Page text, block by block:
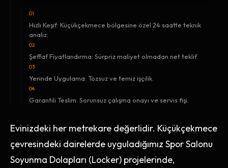
01
Hızlı Keşif: Küçükçekmece bölgesine özel 24 saatte teknik
analiz.
02
Şeffaf Fiyatlandırma: Sürpriz maliyet olmadan net teklif.
03
Yerinde Uygulama: Tozsuz ve temiz işçilik.
04
Garantili Teslim: Sorunsuz çalışma onayı ve servis fişi.
Evinizdeki her metrekare değerlidir. Küçükçekmece
çevresindeki dairelerde uyguladığımız Spor Salonu
Soyunma Dolapları (Locker) projelerinde,